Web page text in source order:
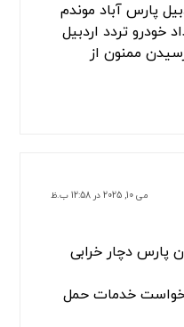
پارس آباد موندم
خودرو تردد اردبیل
ممنون از
می 10, 2025 در 12:58 ب.ظ
پارس دچار خرابی
خدمات حمل